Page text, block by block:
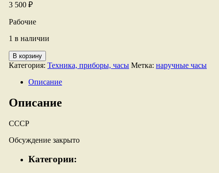
3 500 ₽
Рабочие
1 в наличии
Количество
товара
командирские.
В корзину
Категория: Техника, приборы, часы Метка: наручные часы
Описание
Описание
СССР
Обсуждение закрыто
Категории: